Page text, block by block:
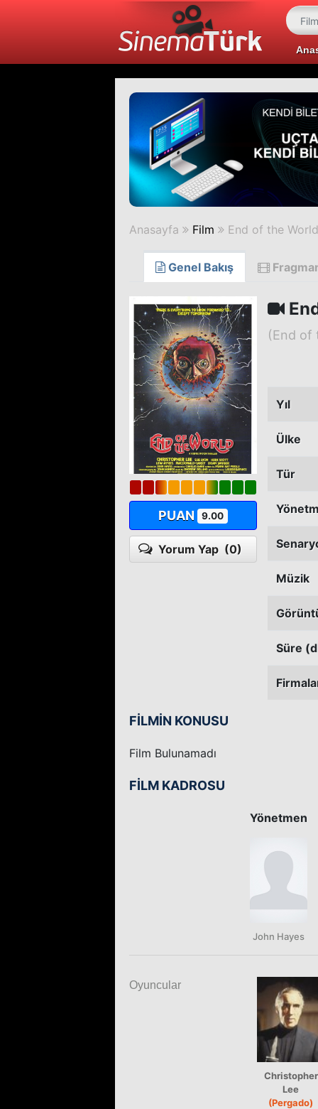
Anasayfa Film End of the World
Genel Bakış
PUAN 9.00
Yorum Yap (0)
(End of
Yıl
Ülke
Tür
Müzik
Süre
FİLMİN KONUSU
Film Bulunamadı
FİLM KADROSU
Yönetmen
John Hayes
Oyuncular
Christopher
Lee
(Pergado)